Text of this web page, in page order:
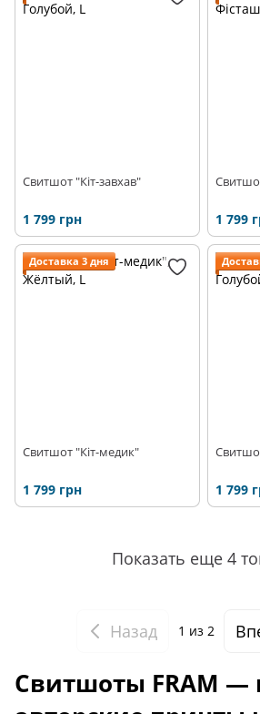
Свитшот "Кіт-завхав"
1 799 грн 1 799
Доставка 3 дня
Свитшот "Кіт-медик"
1 799 грн 1 799
Показать еще 4
Назад 1 из 2
Свитшоты FRAM —